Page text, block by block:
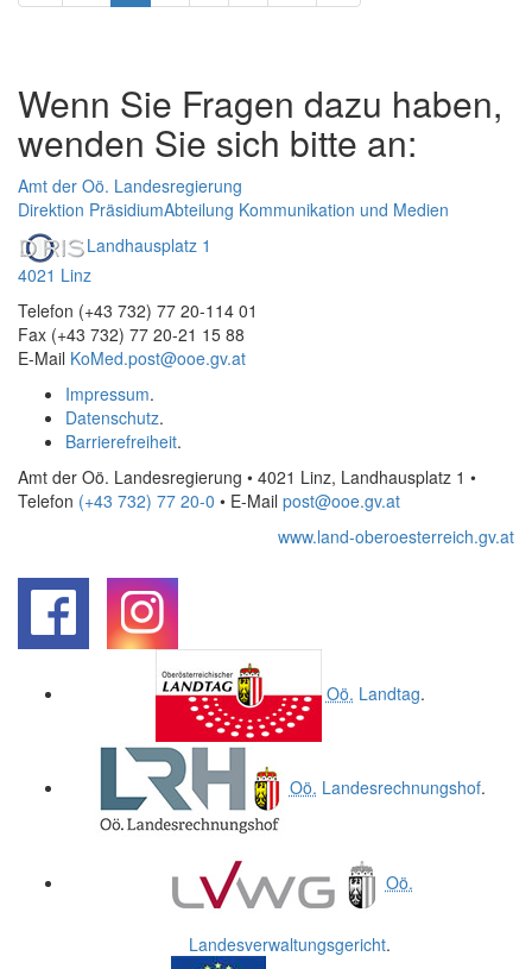
Wenn Sie Fragen dazu haben,
wenden Sie sich bitte an:
Amt der Oö. Landesregierung
Direktion PräsidiumAbteilung Kommunikation und Medien
Landhausplatz 1
4021 Linz
Telefon (+43 732) 77 20-114 01
Fax (+43 732) 77 20-21 15 88
E-Mail KoMed.post@ooe.gv.at
Impressum.
Datenschutz.
Barrierefreiheit.
Amt der Oö. Landesregierung • 4021 Linz, Landhausplatz 1 •
Telefon (+43 732) 77 20-0 • E-Mail post@ooe.gv.at
www.land-oberoesterreich.gv.at
Oö. Landtag.
Oö. Landesrechnungshof.
Oö.
Landesverwaltungsgericht.